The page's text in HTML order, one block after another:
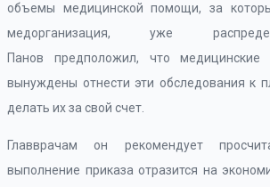
объемы медицинской помощи, за
медорганизация, уже
Панов предположил, что медицинские
вынуждены отнести эти обследования к
делать их за свой счет.
Главврачам он рекомендует
выполнение приказа отразится на